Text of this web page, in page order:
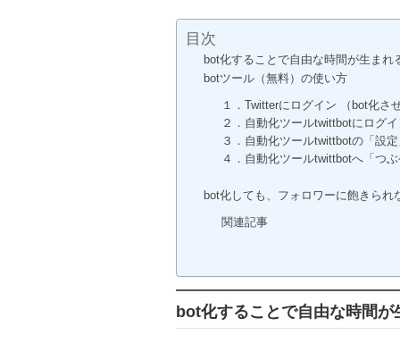
目次
bot化することで自由な時間が生まれ
botツール（無料）の使い方
１．Twitterにログイン （bot化さ
２．自動化ツールtwittbotにログイ
３．自動化ツールtwittbotの「設定
４．自動化ツールtwittbotへ「つぶ
bot化しても、フォロワーに飽きられ
関連記事
bot化することで自由な時間が